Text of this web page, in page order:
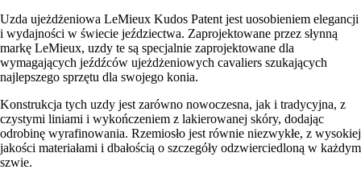
Uzda ujeżdżeniowa LeMieux Kudos Patent jest uosobieniem elegancji
i wydajności w świecie jeździectwa. Zaprojektowane przez słynną
markę LeMieux, uzdy te są specjalnie zaprojektowane dla
wymagających jeźdźców ujeżdżeniowych cavaliers szukających
najlepszego sprzętu dla swojego konia.
Konstrukcja tych uzdy jest zarówno nowoczesna, jak i tradycyjna, z
czystymi liniami i wykończeniem z lakierowanej skóry, dodając
odrobinę wyrafinowania. Rzemiosło jest równie niezwykłe, z wysokiej
jakości materiałami i dbałością o szczegóły odzwierciedloną w każdym
szwie.